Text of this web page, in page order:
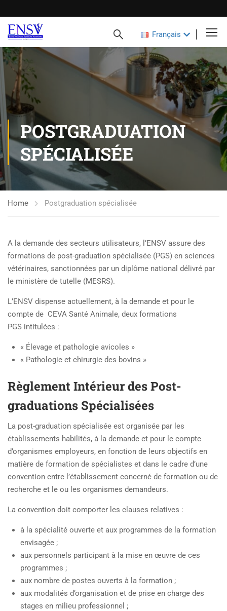
Français
POSTGRADUATION
SPÉCIALISÉE
Home Postgraduation spécialisée
A la demande des secteurs utilisateurs, l’ENSV assure des
formations de post-graduation spécialisée (PGS) en sciences
vétérinaires, sanctionnées par un diplôme national délivré par
le ministère de tutelle (MESRS).
L’ENSV dispense actuellement, à la demande et pour le
compte de CEVA Santé Animale, deux formations
PGS intitulées :
« Élevage et pathologie avicoles »
« Pathologie et chirurgie des bovins »
Règlement Intérieur des Post-
graduations Spécialisées
La post-graduation spécialisée est organisée par les
établissements habilités, à la demande et pour le compte
d’organismes employeurs, en fonction de leurs objectifs en
matière de formation de spécialistes et dans le cadre d’une
convention entre l’établissement concerné de formation ou de
recherche et le ou les organismes demandeurs.
La convention doit comporter les clauses relatives :
à la spécialité ouverte et aux programmes de la formation
envisagée ;
aux personnels participant à la mise en œuvre de ces
programmes ;
aux nombre de postes ouverts à la formation ;
aux modalités d’organisation et de prise en charge des
stages en milieu professionnel ;